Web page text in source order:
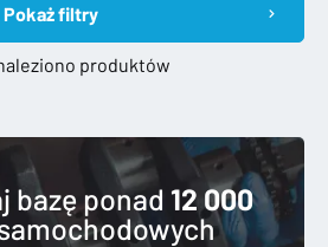
Pokaż filtry
produktów
bazę ponad 12 000